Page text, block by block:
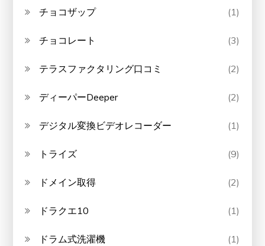
チョコザップ (1)
チョコレート (3)
テラスファクタリング口コミ (2)
ディーパーDeeper (2)
デジタル変換ビデオレコーダー (1)
トライズ (9)
ドメイン取得 (2)
ドラクエ10 (1)
ドラム式洗濯機 (1)